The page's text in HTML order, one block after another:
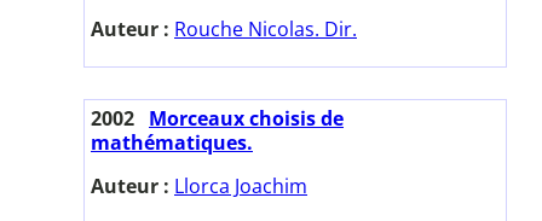
Auteur : Rouche Nicolas. Dir.
2002 Morceaux choisis de
mathématiques.
Auteur : Llorca Joachim